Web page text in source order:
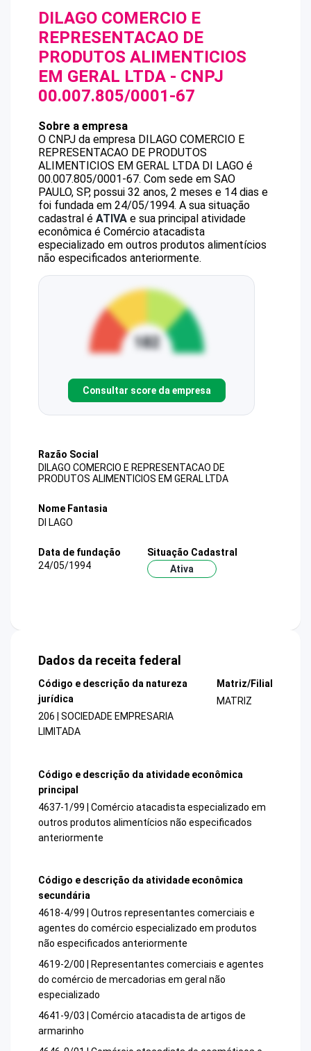
DILAGO COMERCIO E
REPRESENTACAO DE
PRODUTOS ALIMENTICIOS
EM GERAL LTDA - CNPJ
00.007.805/0001-67
Sobre a empresa
O CNPJ da empresa DILAGO COMERCIO E
REPRESENTACAO DE PRODUTOS
ALIMENTICIOS EM GERAL LTDA DI LAGO é
00.007.805/0001-67. Com sede em SAO
PAULO, SP, possui 32 anos, 2 meses e 14 dias e
foi fundada em 24/05/1994. A sua situação
cadastral é ATIVA e sua principal atividade
econômica é Comércio atacadista
especializado em outros produtos alimentícios
não especificados anteriormente.
Consultar score da empresa
Razão Social
DILAGO COMERCIO E REPRESENTACAO DE
PRODUTOS ALIMENTICIOS EM GERAL LTDA
Nome Fantasia
DI LAGO
Data de fundação
24/05/1994
Situação Cadastral
Ativa
Dados da receita federal
Código e descrição da natureza
jurídica
206 | SOCIEDADE EMPRESARIA
LIMITADA
Matriz/Filial
MATRIZ
Código e descrição da atividade econômica
principal
4637-1/99 | Comércio atacadista especializado em
outros produtos alimentícios não especificados
anteriormente
Código e descrição da atividade econômica
secundária
4618-4/99 | Outros representantes comerciais e
agentes do comércio especializado em produtos
não especificados anteriormente
4619-2/00 | Representantes comerciais e agentes
do comércio de mercadorias em geral não
especializado
4641-9/03 | Comércio atacadista de artigos de
armarinho